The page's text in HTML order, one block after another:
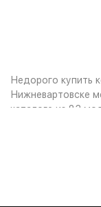
Недорого купить
Нижневартовске
каталоге из 83
(дёшево):